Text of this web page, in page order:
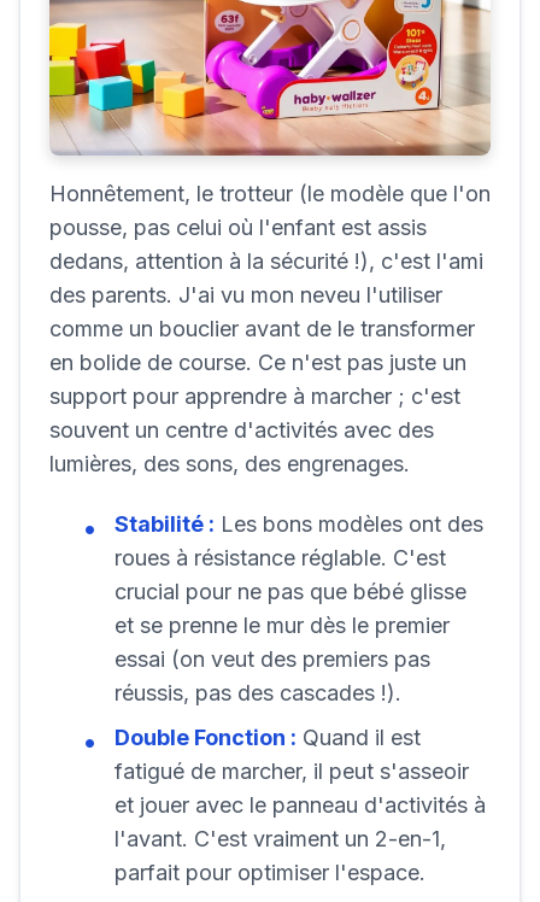
Honnêtement, le trotteur (le modèle que l'on
pousse, pas celui où l'enfant est assis
dedans, attention à la sécurité !), c'est l'ami
des parents. J'ai vu mon neveu l'utiliser
comme un bouclier avant de le transformer
en bolide de course. Ce n'est pas juste un
support pour apprendre à marcher ; c'est
souvent un centre d'activités avec des
lumières, des sons, des engrenages.
Stabilité : Les bons modèles ont des
roues à résistance réglable. C'est
crucial pour ne pas que bébé glisse
et se prenne le mur dès le premier
essai (on veut des premiers pas
réussis, pas des cascades !).
Double Fonction : Quand il est
fatigué de marcher, il peut s'asseoir
et jouer avec le panneau d'activités à
l'avant. C'est vraiment un 2-en-1,
parfait pour optimiser l'espace.